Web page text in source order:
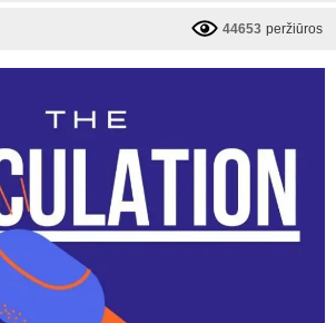
44653 peržiūros